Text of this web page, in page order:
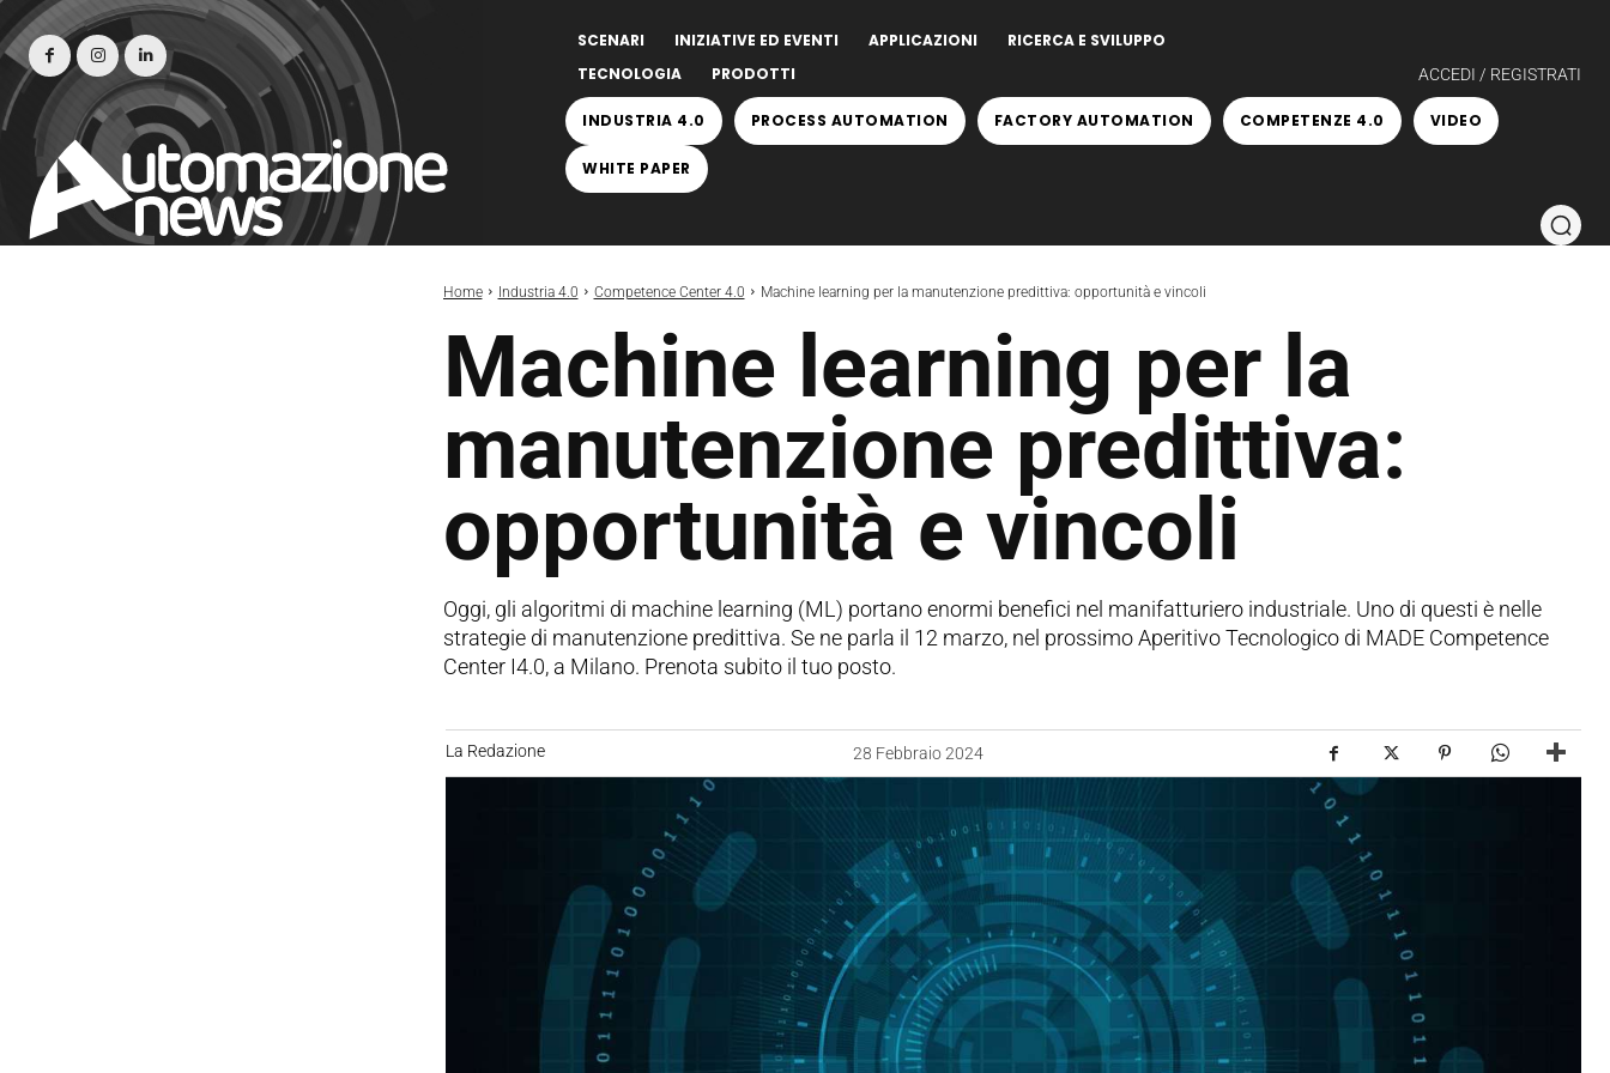
SCENARI INIZIATIVE ED EVENTI APPLICAZIONI
RICERCA E SVILUPPO
TECNOLOGIA
PRODOTTI ACCEDI / REGISTRATI
INDUSTRIA 4.0 PROCESS AUTOMATION FACTORY AUTOMATION COMPETENZE 4.0 VIDEO
WHITE PAPER
Home Industria 4.0 Competence Center 4.0 Machine learning per la manutenzione predittiva: opportunità e vincoli
Machine learning per la
manutenzione predittiva:
opportunità e vincoli
Oggi, gli algoritmi di machine learning (ML) portano enormi benefici nel manifatturiero industriale. Uno di questi è nelle
strategie di manutenzione predittiva. Se ne parla il 12 marzo, nel prossimo Aperitivo Tecnologico di MADE Competence
Center I4.0, a Milano. Prenota subito il tuo posto.
La Redazione 28 Febbraio 2024